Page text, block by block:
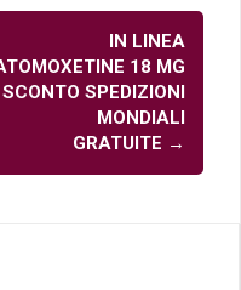
IN LINEA
18 MG
SCONTO SPEDIZIONI
MONDIALI
GRATUITE →